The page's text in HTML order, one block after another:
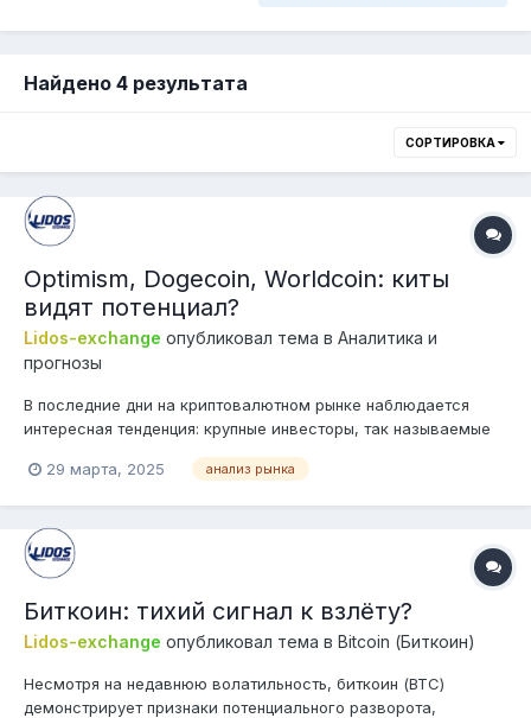
Найдено 4 результата
СОРТИРОВКА
Optimism, Dogecoin, Worldcoin: киты
видят потенциал?
Lidos-exchange опубликовал тема в Аналитика и
прогнозы
В последние дни на криптовалютном рынке наблюдается
интересная тенденция: крупные инвесторы, так называемые
"киты", активно скупают Optimism (OP), Dogecoin (DOGE) и
Worldcoin (WLD). Этот всплеск активности вызывает
активах, несмотря на их недавнее...
29 марта, 2025 анализ рынка
Биткоин: тихий сигнал к взлёту?
Lidos-exchange опубликовал тема в Bitcoin (Биткоин)
Несмотря на недавнюю волатильность, биткоин (BTC)
демонстрирует признаки потенциального разворота,